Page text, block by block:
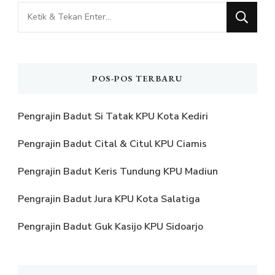
Mencari
Sesuatu?
POS-POS TERBARU
Pengrajin Badut Si Tatak KPU Kota Kediri
Pengrajin Badut Cital & Citul KPU Ciamis
Pengrajin Badut Keris Tundung KPU Madiun
Pengrajin Badut Jura KPU Kota Salatiga
Pengrajin Badut Guk Kasijo KPU Sidoarjo